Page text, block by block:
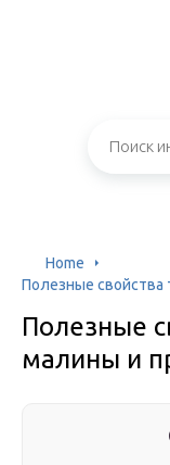
Home
Полезные свойства
Полезные
малины и